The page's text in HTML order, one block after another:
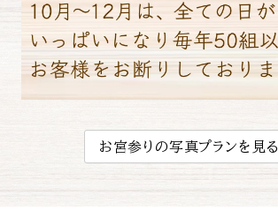
お宮参りの写真プランを見る